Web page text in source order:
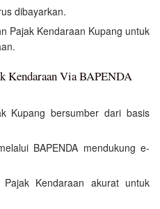
dibayarkan.
Pajak Kendaraan Kupang untuk
Kendaraan Via BAPENDA
Kupang bersumber dari basis
BAPENDA mendukung e-
Kendaraan akurat untuk